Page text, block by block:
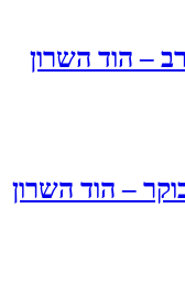
– הוד השרון
– הוד השרון